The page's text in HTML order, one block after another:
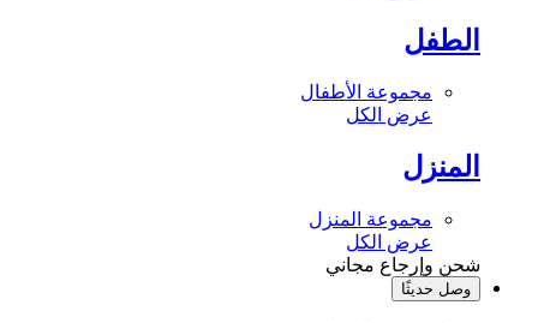
الطفل
مجموعة الأطفال
عرض الكل
المنزل
مجموعة المنزل
عرض الكل
شحن وإرجاع مجاني
وصل حديثًا